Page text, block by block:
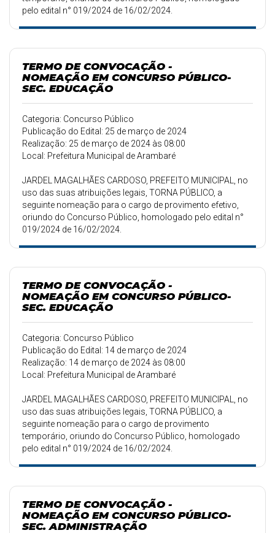
pelo edital n° 019/2024 de 16/02/2024.
TERMO DE CONVOCAÇÃO -
NOMEAÇÃO EM CONCURSO PÚBLICO-
SEC. EDUCAÇÃO
Categoria: Concurso Público
Publicação do Edital: 25 de março de 2024
Realização: 25 de março de 2024 às 08:00
Local: Prefeitura Municipal de Arambaré
JARDEL MAGALHÃES CARDOSO, PREFEITO MUNICIPAL, no
uso das suas atribuições legais, TORNA PÚBLICO, a
seguinte nomeação para o cargo de provimento efetivo,
oriundo do Concurso Público, homologado pelo edital n°
019/2024 de 16/02/2024.
TERMO DE CONVOCAÇÃO -
NOMEAÇÃO EM CONCURSO PÚBLICO-
SEC. EDUCAÇÃO
Categoria: Concurso Público
Publicação do Edital: 14 de março de 2024
Realização: 14 de março de 2024 às 08:00
Local: Prefeitura Municipal de Arambaré
JARDEL MAGALHÃES CARDOSO, PREFEITO MUNICIPAL, no
uso das suas atribuições legais, TORNA PÚBLICO, a
seguinte nomeação para o cargo de provimento
temporário, oriundo do Concurso Público, homologado
pelo edital n° 019/2024 de 16/02/2024.
TERMO DE CONVOCAÇÃO -
NOMEAÇÃO EM CONCURSO PÚBLICO-
SEC. ADMINISTRAÇÃO